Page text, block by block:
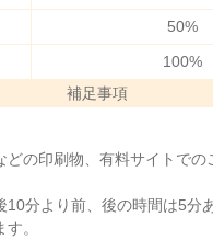
50%
100%
補足事項
どの印刷物、有料サイトで
10分より前、後の時間は5分
。